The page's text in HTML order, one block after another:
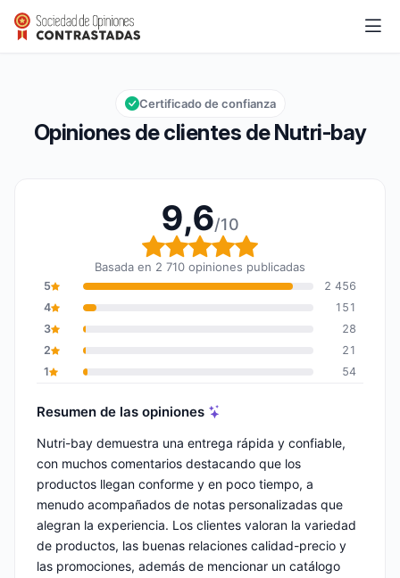
Nutri-bay
Calificación global: 9,6 de 10
9,6/10
Opiniones de clientes de Nutri-bay
Certificado de confianza
9,6/10
Calificación global: 9,6
Basada en 2 710 opiniones publicadas
5
2 456
4
151
3
28
2
21
1
54
Resumen de las opiniones
Nutri-bay demuestra una entrega rápida y confiable,
con muchos comentarios destacando que los
productos llegan conforme y en poco tiempo, a
menudo acompañados de notas personalizadas que
alegran la experiencia. Los clientes valoran la variedad
de productos, las buenas relaciones calidad-precio y
las promociones, además de mencionar un catálogo